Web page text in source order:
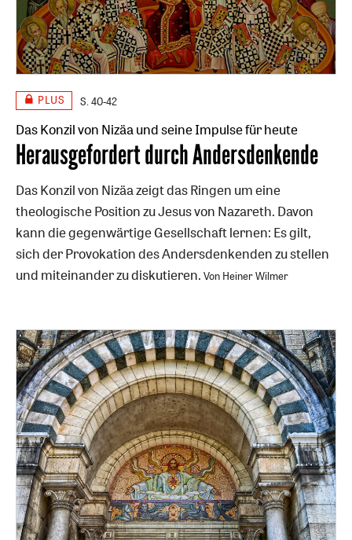
PLUS S. 40-42
Das Konzil von Nizäa und seine Impulse für heute
:
Herausgefordert durch Andersdenkende
Das Konzil von Nizäa zeigt das Ringen um eine
theologische Position zu Jesus von Nazareth. Davon
kann die gegenwärtige Gesellschaft lernen: Es gilt,
sich der Provokation des Andersdenkenden zu stellen
und miteinander zu diskutieren. Von Heiner Wilmer